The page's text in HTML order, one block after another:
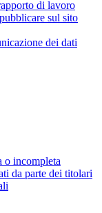
di lavoro
sul sito
dei dati
o incompleta
da parte dei titolari